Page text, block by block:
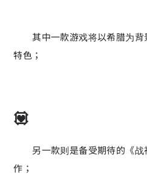
其中一款游戏将以希腊为背
特色；
💟
另一款则是备受期待的《战
作；